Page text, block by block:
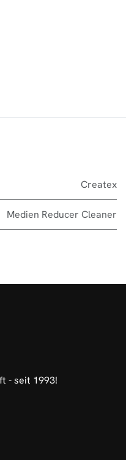
Createx
Medien Reducer Cleaner
- seit 1993!